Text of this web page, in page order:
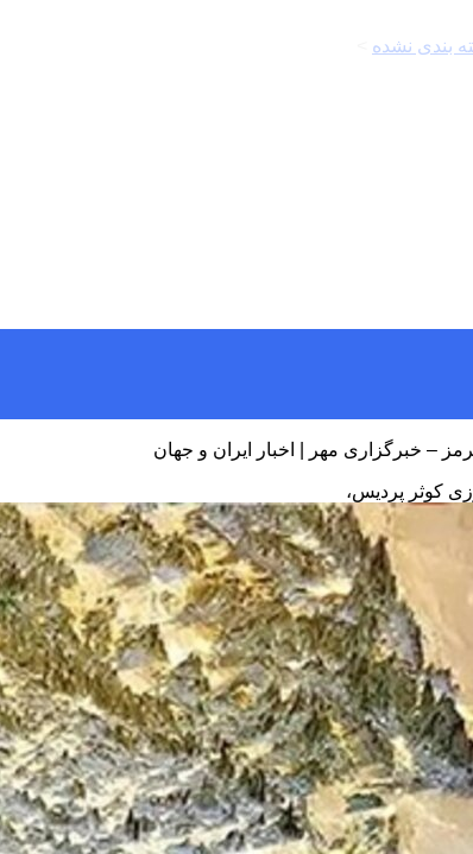
بندی نشده
– خبرگزاری مهر | اخبار ایران و جهان
کوثر پردیس،